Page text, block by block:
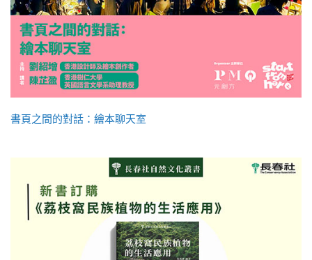
書頁之間的對話：繪本聊天室